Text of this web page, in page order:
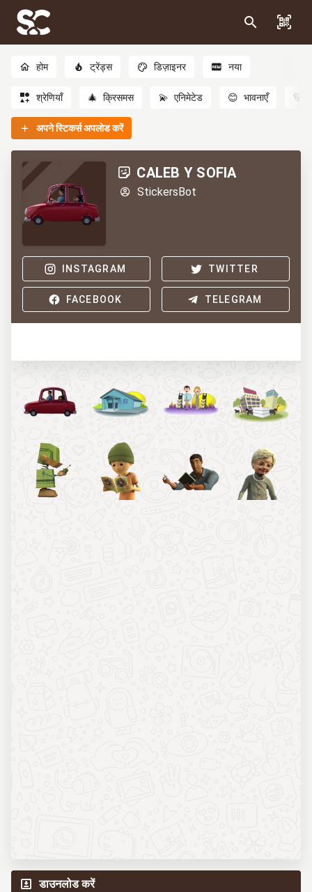
होम ट्रेंड्स डिज़ाइनर नया
श्रेणियाँ 🎄 क्रिसमस 💫 एनिमेटेड 😊 भावनाएँ 🐻
अपने स्टिकर्स अपलोड करें
CALEB Y SOFIA
StickersBot
INSTAGRAM TWITTER
FACEBOOK TELEGRAM
डाउनलोड करें